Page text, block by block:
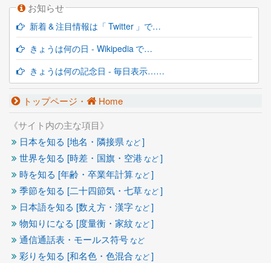
お知らせ
新着 & 注目情報は「 Twitter 」で…
きょうは何の日 - Wikipedia で…
きょうは何の記念日 - 毎日表示……
トップページ・
Home
《サイト内の主な項目》
日本を知る [地名・隣接県 など]
世界を知る [時差・国旗・空港 など]
時を知る [年齢・卒業年計算など]
季節を知る [二十四節気・七草など]
日本語を知る [数え方・漢字など]
物知りになる [度量衡・家紋など]
通信通話表・モールス符号など
彩りを知る [和名色・色混合 など]